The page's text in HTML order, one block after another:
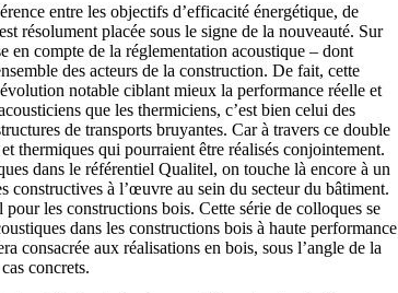
entre les objectifs d’efficacité énergétique, de
résolument placée sous le signe de la nouveauté. Sur
en compte de la réglementation acoustique – dont
des acteurs de la construction. De fait, cette
notable ciblant mieux la performance réelle et
que les thermiciens, c’est bien celui des
de transports bruyantes. Car à travers ce double
thermiques qui pourraient être réalisés conjointement.
dans le référentiel Qualitel, on touche là encore à un
constructives à l’œuvre au sein du secteur du bâtiment.
les constructions bois. Cette série de colloques se
dans les constructions bois à haute performance
consacrée aux réalisations en bois, sous l’angle de la
concrets.